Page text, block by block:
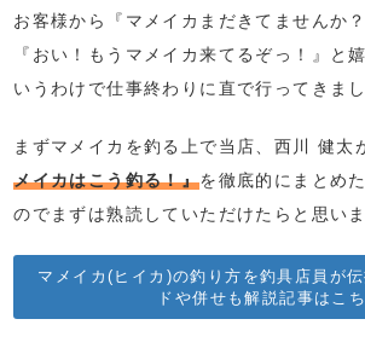
お客様から『マメイカまだきてませんか
『おい！もうマメイカ来てるぞっ！』と
いうわけで仕事終わりに直で行ってきまし
まずマメイカを釣る上で当店、西川 健太
メイカはこう釣る！』を徹底的にまとめ
のでまずは熟読していただけたらと思いま
マメイカ(ヒイカ)の釣り方を釣具店員が
ドや併せも解説記事はこ